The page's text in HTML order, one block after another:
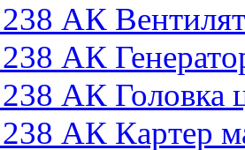
АК
АК
АК Головка
АК Картер